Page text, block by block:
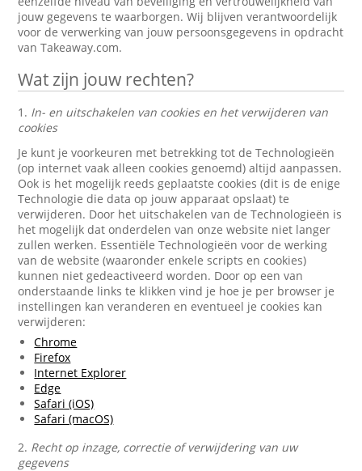
jouw gegevens te waarborgen. Wij blijven verantwoordelijk
voor de verwerking van jouw persoonsgegevens in opdracht
van Takeaway.com.
Wat zijn jouw rechten?
1. In- en uitschakelen van cookies en het verwijderen van
cookies
Je kunt je voorkeuren met betrekking tot de Technologieën
(op internet vaak alleen cookies genoemd) altijd aanpassen.
Ook is het mogelijk reeds geplaatste cookies (dit is de enige
Technologie die data op jouw apparaat opslaat) te
verwijderen. Door het uitschakelen van de Technologieën is
het mogelijk dat onderdelen van onze website niet langer
zullen werken. Essentiële Technologieën voor de werking
van de website (waaronder enkele scripts en cookies)
kunnen niet gedeactiveerd worden. Door op een van
onderstaande links te klikken vind je hoe je per browser je
instellingen kan veranderen en eventueel je cookies kan
verwijderen:
Chrome
Firefox
Internet Explorer
Edge
Safari (iOS)
Safari (macOS)
2. Recht op inzage, correctie of verwijdering van uw
gegevens